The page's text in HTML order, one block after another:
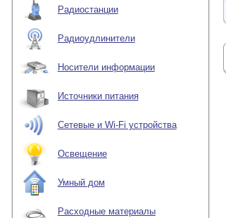
Радиостанции
Радиоудлинители
Носители информации
Источники питания
Сетевые и Wi-Fi устройства
Освещение
Умный дом
Расходные материалы